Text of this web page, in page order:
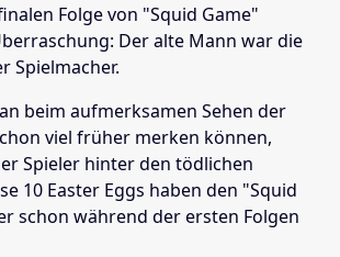
Folge von "Squid Game"
Der alte Mann war die
Spielmacher.
beim aufmerksamen Sehen der
viel früher merken können,
Spieler hinter den tödlichen
10 Easter Eggs haben den "Squid
schon während der ersten Folgen